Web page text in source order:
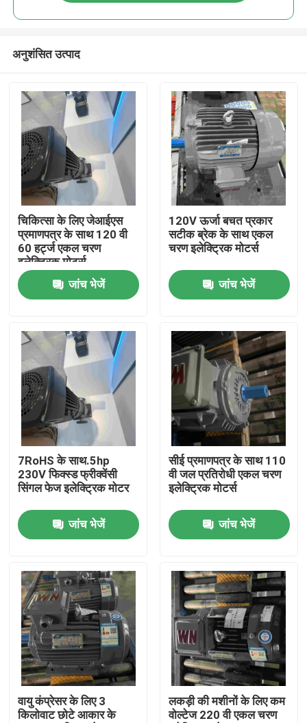
हमारे बारे में
संपर्क
उत्पाद
उच्च दक्षता वाली इलेक्ट्रिक मोटर
सिंगल फेज इलेक्ट्रिक मोटर्स
तीन चरण इलेक्ट्रिक मोटर्स
कम वोल्टेज इलेक्ट्रिक मोटर्स
मध्यम वोल्टेज प्रेरण मोटर
अनुशंसित उत्पाद
चिकित्सा के लिए जेआईएस
प्रमाणपत्र के साथ 120 वी
60 हर्ट्ज एकल चरण
इलेक्ट्रिक मोटर्स
जांच भेजें
120V ऊर्जा बचत प्रकार
सटीक ब्रेक के साथ एकल
चरण इलेक्ट्रिक मोटर्स
जांच भेजें
7RoHS के साथ.5hp
230V फिक्स्ड फ्रीक्वेंसी
सिंगल फेज इलेक्ट्रिक मोटर
जांच भेजें
सीई प्रमाणपत्र के साथ 110
वी जल प्रतिरोधी एकल चरण
इलेक्ट्रिक मोटर्स
जांच भेजें
वायु कंप्रेसर के लिए 3
किलोवाट छोटे आकार के
लकड़ी की मशीनों के लिए कम
वोल्टेज 220 वी एकल चरण